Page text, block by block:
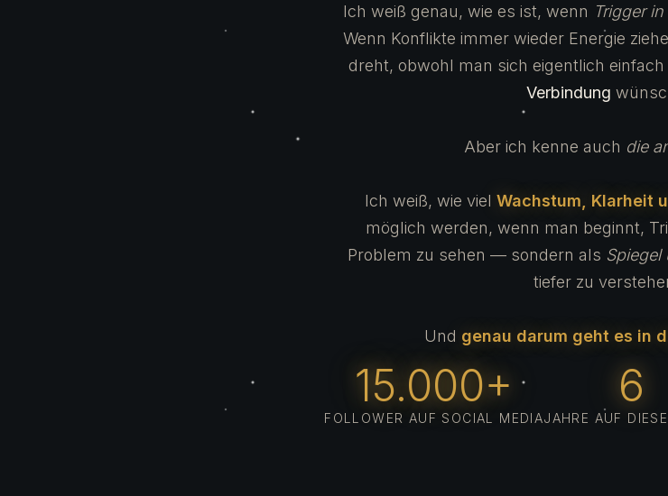
Ich weiß genau, wie es ist, wenn Trigger
Wenn Konflikte immer wieder Energie
dreht, obwohl man sich eigentlich
Verbindung
Aber ich kenne auch die
Ich weiß, wie viel Wachstum, Klarheit
möglich werden, wenn man beginnt,
Problem zu sehen — sondern als Spiegel
tiefer zu
Und genau darum geht es in
15.000+
FOLLOWER AUF SOCIAL MEDIA
6
JAHRE AUF